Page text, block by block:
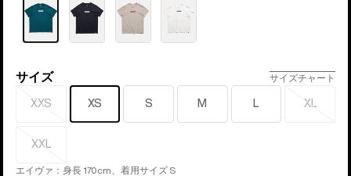
ー
サ
サイズ サイズチャート
XXS
売
切
XS S M L XL
売
XXL
売
り
エイヴァ：身長 170cm、着用サイズ S